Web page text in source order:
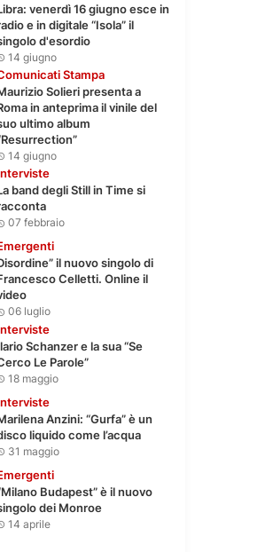
venerdì 16 giugno esce in
e in digitale “Isola” il
d'esordio
14 giugno
Stampa
Solieri presenta a
in anteprima il vinile del
ultimo album
14 giugno
band degli Still in Time si
07 febbraio
il nuovo singolo di
Celletti. Online il
06 luglio
Schanzer e la sua “Se
Le Parole”
18 maggio
Anzini: “Gurfa” è un
liquido come l’acqua
31 maggio
Budapest” è il nuovo
dei Monroe
14 aprile